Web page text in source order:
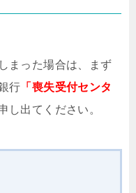
まった場合は、まず
行 「喪失受付センタ
し出てください。